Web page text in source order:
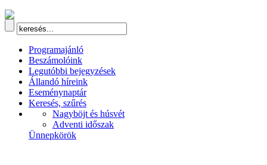
Programajánló
Beszámolóink
Legutóbbi bejegyzések
Állandó híreink
Eseménynaptár
Keresés, szűrés
Nagyböjt és húsvét
Adventi időszak
Ünnepkörök